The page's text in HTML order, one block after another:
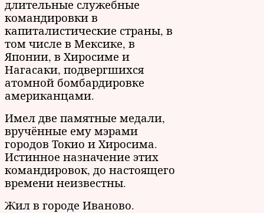
длительные служебные
командировки в
капиталистические страны, в
том числе в Мексике, в
Японии, в Хиросиме и
Нагасаки, подвергшихся
атомной бомбардировке
американцами.
Имел две памятные медали,
вручённые ему мэрами
городов Токио и Хиросима.
Истинное назначение этих
командировок, до настоящего
времени неизвестны.
Жил в городе Иваново.